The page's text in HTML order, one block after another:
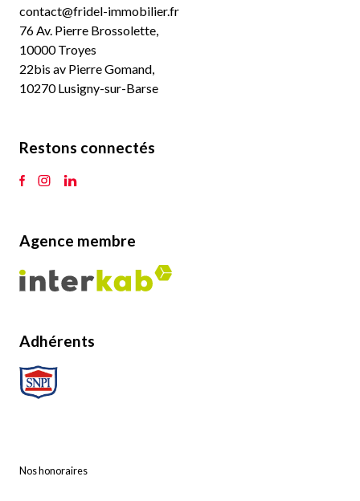
contact@fridel-immobilier.fr
76 Av. Pierre Brossolette,
10000 Troyes
22bis av Pierre Gomand,
10270 Lusigny-sur-Barse
Restons connectés
Agence membre
Adhérents
Nos honoraires